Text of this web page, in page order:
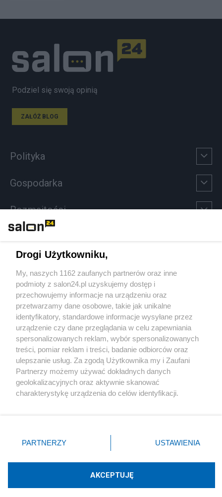
Podziel się swoją opinią
ZAŁÓŻ BLOG
Polityka
Gospodarka
Rozmaitości
Sport
Społeczeństwo
Kultura
X Facebook Instagram Youtube
Technologię dostarcza:W3media.pl
Drogi Użytkowniku,
My, naszych 1162 zaufanych partnerów oraz inne
podmioty z salon24.pl uzyskujemy dostęp i
przechowujemy informacje na urządzeniu oraz
przetwarzamy dane osobowe, takie jak unikalne
identyfikatory, standardowe informacje wysyłane przez
urządzenie czy dane przeglądania w celu zapewniania
spersonalizowanych reklam, wybór spersonalizowanych
treści, pomiar reklam i treści, badanie odbiorców oraz
ulepszanie usług. Za zgodą Użytkownika my i Zaufani
Partnerzy możemy używać dokładnych danych
geolokalizacyjnych oraz aktywnie skanować
charakterystykę urządzenia do celów identyfikacji.
zmienić/wycofać klikając przycisk ustawień prywatności
znajdujący się w lewym dolnym rogu strony
rodzaje przetwarzania danych nie wymagają zgody
użytkownika, ale masz prawo sprzeciwić się takiemu
PARTNERZY USTAWIENIA
AKCEPTUJĘ